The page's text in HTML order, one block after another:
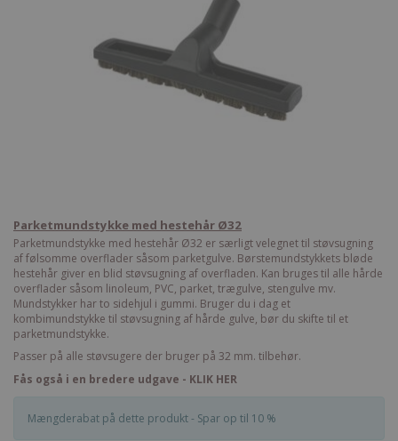
Parketmundstykke med hestehår Ø32
Parketmundstykke med hestehår Ø32 er særligt velegnet til støvsugning
af følsomme overflader såsom parketgulve. Børstemundstykkets bløde
hestehår giver en blid støvsugning af overfladen. Kan bruges til alle hårde
overflader såsom linoleum, PVC, parket, trægulve, stengulve mv.
Mundstykker har to sidehjul i gummi. Bruger du i dag et
kombimundstykke til støvsugning af hårde gulve, bør du skifte til et
parketmundstykke.
Passer på alle støvsugere der bruger på 32 mm. tilbehør.
Fås også i en bredere udgave - KLIK HER
Mængderabat på dette produkt - Spar op til 10 %